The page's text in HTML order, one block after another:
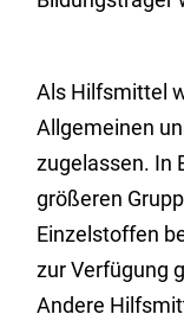
Als Hilfsmittel
Allgemeinen
zugelassen. In
größeren
Einzelstoffen
zur Verfügung
Andere